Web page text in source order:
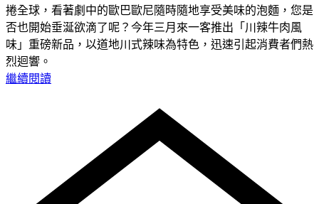
捲全球，看著劇中的歐巴歐尼隨時隨地享受美味的泡麵，您是
否也開始垂涎欲滴了呢？今年三月來一客推出「川辣牛肉風
味」重磅新品，以道地川式辣味為特色，迅速引起消費者們熱
烈迴響。
繼續閱讀